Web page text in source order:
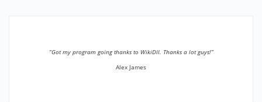
”Got my program going thanks to WikiDll. Thanks a lot guys!”
Alex James